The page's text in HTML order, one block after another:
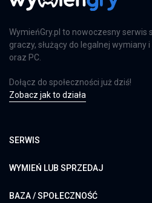
WymieńGry.pl to nowoczesny
graczy, służący do legalnej wymiany
oraz PC.
Dołącz do społeczności już dziś!
Zobacz jak to działa
SERWIS
WYMIEŃ LUB SPRZEDAJ
BAZA / SPOŁECZNOŚĆ